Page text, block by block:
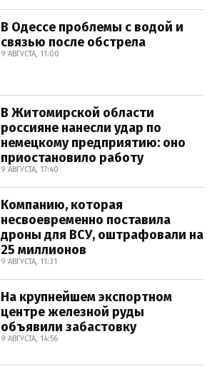
В Одессе проблемы с водой и
связью после обстрела
9 АВГУСТА, 11:00
В Житомирской области
россияне нанесли удар по
немецкому предприятию: оно
приостановило работу
9 АВГУСТА, 17:40
Компанию, которая
несвоевременно поставила
дроны для ВСУ, оштрафовали на
25 миллионов
9 АВГУСТА, 11:31
На крупнейшем экспортном
центре железной руды
объявили забастовку
9 АВГУСТА, 14:56